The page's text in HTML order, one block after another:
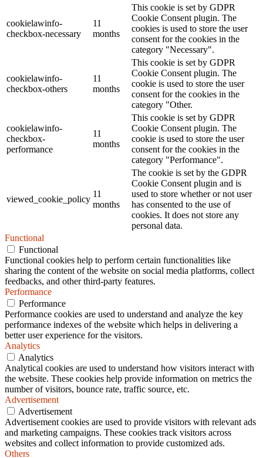
cookielawinfo-
checkbox-necessary
11
months
This cookie is set by GDPR
Cookie Consent plugin. The
cookies is used to store the user
consent for the cookies in the
category "Necessary".
cookielawinfo-
checkbox-others
11
months
This cookie is set by GDPR
Cookie Consent plugin. The
cookie is used to store the user
consent for the cookies in the
category "Other.
cookielawinfo-
checkbox-
performance
11
months
This cookie is set by GDPR
Cookie Consent plugin. The
cookie is used to store the user
consent for the cookies in the
category "Performance".
viewed_cookie_policy
11
months
The cookie is set by the GDPR
Cookie Consent plugin and is
used to store whether or not user
has consented to the use of
cookies. It does not store any
personal data.
Functional
Functional
Functional cookies help to perform certain functionalities like
sharing the content of the website on social media platforms, collect
feedbacks, and other third-party features.
Performance
Performance
Performance cookies are used to understand and analyze the key
performance indexes of the website which helps in delivering a
better user experience for the visitors.
Analytics
Analytics
Analytical cookies are used to understand how visitors interact with
the website. These cookies help provide information on metrics the
number of visitors, bounce rate, traffic source, etc.
Advertisement
Advertisement
Advertisement cookies are used to provide visitors with relevant ads
and marketing campaigns. These cookies track visitors across
websites and collect information to provide customized ads.
Others